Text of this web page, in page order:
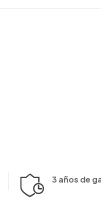
3 años de